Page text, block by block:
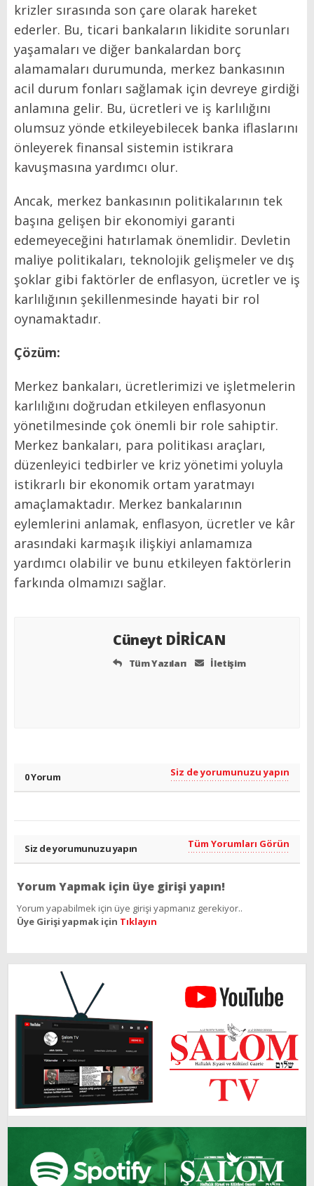
krizler sırasında son çare olarak hareket
ederler. Bu, ticari bankaların likidite sorunları
yaşamaları ve diğer bankalardan borç
alamamaları durumunda, merkez bankasının
acil durum fonları sağlamak için devreye girdiği
anlamına gelir. Bu, ücretleri ve iş karlılığını
olumsuz yönde etkileyebilecek banka iflaslarını
önleyerek finansal sistemin istikrara
kavuşmasına yardımcı olur.
Ancak, merkez bankasının politikalarının tek
başına gelişen bir ekonomiyi garanti
edemeyeceğini hatırlamak önemlidir. Devletin
maliye politikaları, teknolojik gelişmeler ve dış
şoklar gibi faktörler de enflasyon, ücretler ve iş
karlılığının şekillenmesinde hayati bir rol
oynamaktadır.
Çözüm:
Merkez bankaları, ücretlerimizi ve işletmelerin
karlılığını doğrudan etkileyen enflasyonun
yönetilmesinde çok önemli bir role sahiptir.
Merkez bankaları, para politikası araçları,
düzenleyici tedbirler ve kriz yönetimi yoluyla
istikrarlı bir ekonomik ortam yaratmayı
amaçlamaktadır. Merkez bankalarının
eylemlerini anlamak, enflasyon, ücretler ve kâr
arasındaki karmaşık ilişkiyi anlamamıza
yardımcı olabilir ve bunu etkileyen faktörlerin
farkında olmamızı sağlar.
Cüneyt DİRİCAN
Tüm Yazıları İletişim
0 Yorum Siz de yorumunuzu yapın
Siz de yorumunuzu yapın Tüm Yorumları Görün
Yorum Yapmak için üye girişi yapın!
Yorum yapabilmek için üye girişi yapmanız gerekiyor..
Üye Girişi yapmak için Tıklayın